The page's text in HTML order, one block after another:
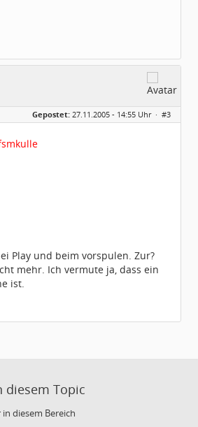
Gepostet: 27.11.2005 - 14:55 Uhr · #3
Play und beim vorspulen. Zur?
mehr. Ich vermute ja, dass ein
ist.
diesem Topic
diesem Bereich